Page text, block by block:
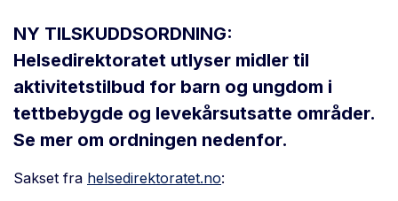
NY TILSKUDDSORDNING:
Helsedirektoratet utlyser midler til
aktivitetstilbud for barn og ungdom i
tettbebygde og levekårsutsatte områder.
Se mer om ordningen nedenfor.
Sakset fra helsedirektoratet.no: